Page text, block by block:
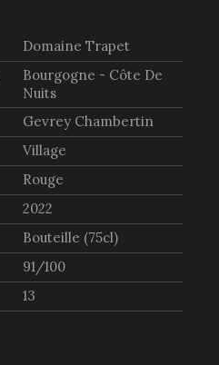
Domaine Trapet
Bourgogne - Côte De
Nuits
Gevrey Chambertin
Village
Rouge
2022
Bouteille (75cl)
91/100
13